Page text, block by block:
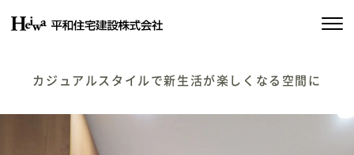
カジュアルスタイルで新生活が楽しくなる空間に